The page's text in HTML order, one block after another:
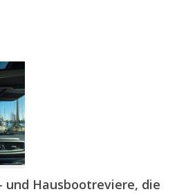
und Hausbootreviere, die